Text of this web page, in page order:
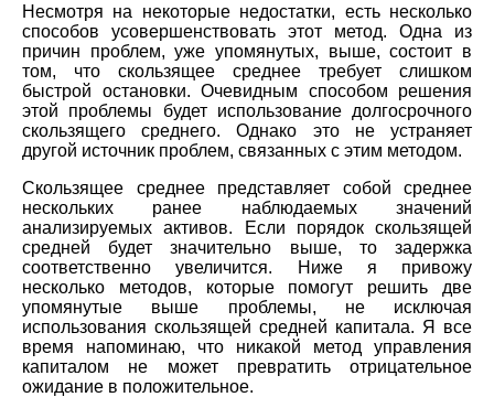
Несмотря на некоторые недостатки, есть несколько
способов усовершенствовать этот метод. Одна из
причин проблем, уже упомянутых, выше, состоит в
том, что скользящее среднее требует слишком
быстрой остановки. Очевидным способом решения
этой проблемы будет использование долгосрочного
скользящего среднего. Однако это не устраняет
другой источник проблем, связанных с этим методом.
Скользящее среднее представляет собой среднее
нескольких ранее наблюдаемых значений
анализируемых активов. Если порядок скользящей
средней будет значительно выше, то задержка
соответственно увеличится. Ниже я привожу
несколько методов, которые помогут решить две
упомянутые выше проблемы, не исключая
использования скользящей средней капитала. Я все
время напоминаю, что никакой метод управления
капиталом не может превратить отрицательное
ожидание в положительное.